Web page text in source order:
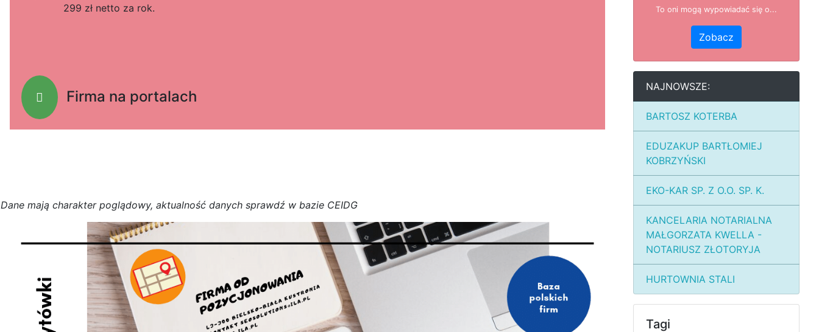
299 zł netto za rok.
Firma na portalach
Dane mają charakter poglądowy, aktualność danych sprawdź w bazie CEIDG
To oni mogą wypowiadać się o...
Zobacz
NAJNOWSZE:
BARTOSZ KOTERBA
EDUZAKUP BARTŁOMIEJ
KOBRZYŃSKI
EKO-KAR SP. Z O.O. SP. K.
KANCELARIA NOTARIALNA
MAŁGORZATA KWELLA -
NOTARIUSZ ZŁOTORYJA
HURTOWNIA STALI
Tagi